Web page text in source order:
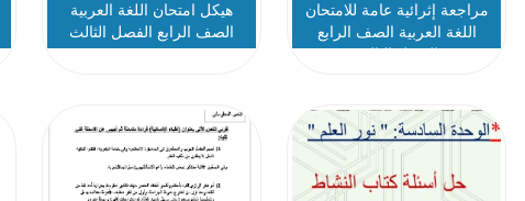
مراجعة إثرائية عامة للامتحان
اللغة العربية الصف الرابع
الفصل الثالث
هيكل امتحان اللغة العربية
الصف الرابع الفصل الثالث
2023-2024